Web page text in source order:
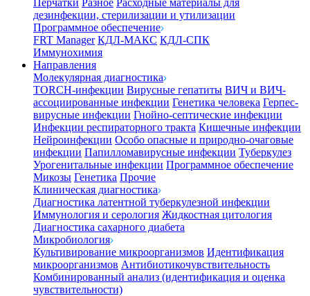
Перчатки Разное Расходные материалы для
дезинфекции, стерилизации и утилизации
Программное обеспечение
FRT Manager КДЛ-МАКС КДЛ-СПК
Иммунохимия
Направления
Молекулярная диагностика
TORCH-инфекции Вирусные гепатиты ВИЧ и ВИЧ-
ассоциированные инфекции Генетика человека Герпес-
вирусные инфекции Гнойно-септические инфекции
Инфекции респираторного тракта Кишечные инфекции
Нейроинфекции Особо опасные и природно-очаговые
инфекции Папилломавирусные инфекции Туберкулез
Урогенитальные инфекции Программное обеспечение
Микозы Генетика Прочие
Клиническая диагностика
Диагностика латентной туберкулезной инфекции
Иммунология и серология Жидкостная цитология
Диагностика сахарного диабета
Микробиология
Культивирование микроорганизмов Идентификация
микроорганизмов Антибиотикочувствительность
Комбинированный анализ (идентификация и оценка
чувствительности)